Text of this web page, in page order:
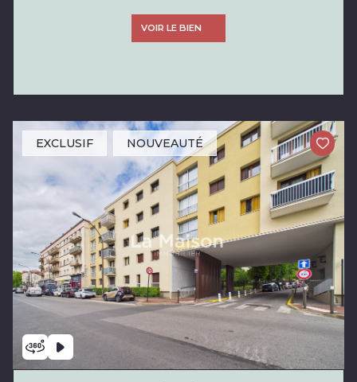
VOIR LE BIEN
EXCLUSIF NOUVEAUTÉ